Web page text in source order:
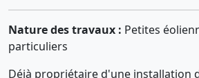
Nature des travaux : Petites
particuliers
Déjà propriétaire d'une installation